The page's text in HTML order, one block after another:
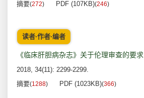
摘要(272) PDF (107KB)(246)
读者·作者·编者
《临床肝胆病杂志》关于伦理审查的要求
2018, 34(11): 2299-2299.
摘要(1288) PDF (1023KB)(366)